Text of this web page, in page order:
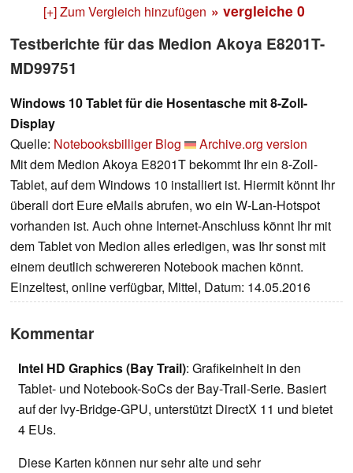
[+] Zum Vergleich hinzufügen » vergleiche 0
Testberichte für das Medion Akoya E8201T-
MD99751
Windows 10 Tablet für die Hosentasche mit 8-Zoll-
Display
Quelle: Notebooksbilliger Blog
Archive.org version
Mit dem Medion Akoya E8201T bekommt Ihr ein 8-Zoll-
Tablet, auf dem Windows 10 installiert ist. Hiermit könnt Ihr
überall dort Eure eMails abrufen, wo ein W-Lan-Hotspot
vorhanden ist. Auch ohne Internet-Anschluss könnt Ihr mit
dem Tablet von Medion alles erledigen, was Ihr sonst mit
einem deutlich schwereren Notebook machen könnt.
Einzeltest, online verfügbar, Mittel, Datum: 14.05.2016
Kommentar
Intel HD Graphics (Bay Trail): Grafikeinheit in den
Tablet- und Notebook-SoCs der Bay-Trail-Serie. Basiert
auf der Ivy-Bridge-GPU, unterstützt DirectX 11 und bietet
4 EUs.
Diese Karten können nur sehr alte und sehr